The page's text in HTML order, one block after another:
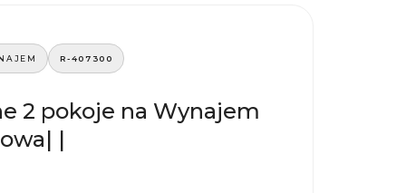
R-407300
2 pokoje na Wynajem
|